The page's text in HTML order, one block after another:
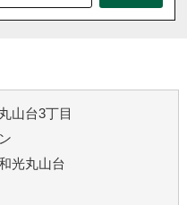
和光市
宮代町
伊奈町
吉見町
富士見市
山台3丁目
光丸山台